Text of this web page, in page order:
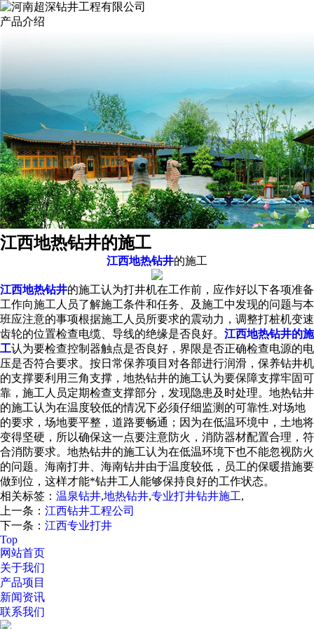
产品介绍
江西地热钻井的施工
江西地热钻井的施工
江西地热钻井的施工认为打井机在工作前，应作好以下各项准备
工作向施工人员了解施工条件和任务、及施工中发现的问题与本
班应注意的事项根据施工人员所要求的震动力，调整打桩机变速
齿轮的位置检查电缆、导线的绝缘是否良好。 江西地热钻井的施
工认为要检查控制器触点是否良好，界限是否正确检查电源的电
压是否符合要求。按日常保养项目对各部进行润滑，保养钻井机
的支撑要利用三角支撑，地热钻井的施工认为要保障支撑牢固可
靠，施工人员定期检查支撑部分，发现隐患及时处理。地热钻井
的施工认为在温度较低的情况下必须仔细监测的可靠性.对场地
的要求，场地要平整，道路要畅通；因为在低温环境中，土地将
变得坚硬，所以确保这一点要注意防火，消防器材配置合理，符
合消防要求。地热钻井的施工认为在低温环境下也不能忽视防火
的问题。海南打井、海南钻井由于温度较低，员工的保暖措施要
做到位，这样才能*钻井工人能够保持良好的工作状态。
相关标签： 温泉钻井,地热钻井,专业打井钻井施工,
上一条： 江西钻井工程公司
下一条： 江西专业打井
Top
网站首页
关于我们
产品项目
新闻资讯
联系我们